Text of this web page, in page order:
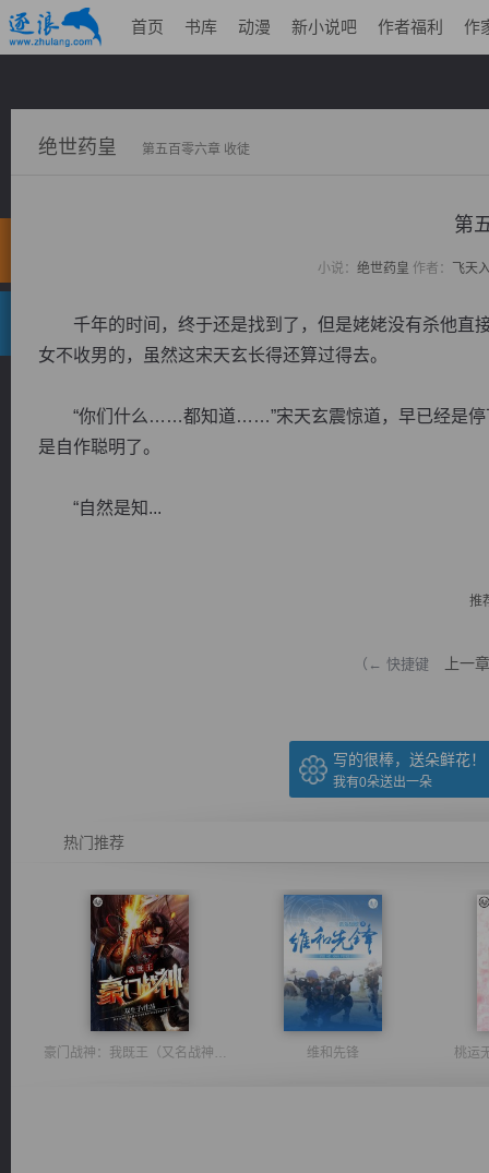
首页 书库 动漫 新小说吧 作者福利 作
绝世药皇 第五百零六章 收徒
第
小说： 绝世药皇 作者： 飞天
千年的时间，终于还是找到了，但是姥姥没有杀他直
女不收男的，虽然这宋天玄长得还算过得去。
“你们什么……都知道……”宋天玄震惊道，早已经是停
是自作聪明了。
“自然是知...
推
（← 快捷键 上一章
写的很棒，送朵鲜花！
我有0朵送出一朵
热门推荐
豪门战神：我既王（又名战神归来不败神婿修罗战神） 维和先锋 桃运